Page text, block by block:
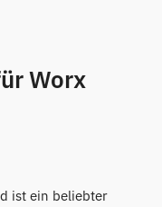
Worx
ist ein beliebter